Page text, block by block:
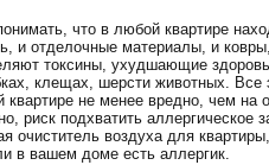
что в любой квартире
и отделочные материалы, и
токсины, ухудшающие
клещах, шерсти животных.
квартире не менее вредно, чем
риск подхватить
очиститель воздуха для
в вашем доме есть аллергик.